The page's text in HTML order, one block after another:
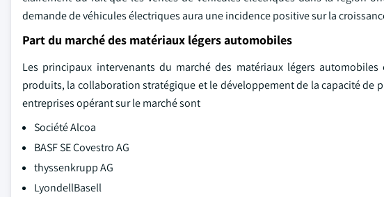
demande de véhicules électriques aura une incidence positive sur la
Part du marché des matériaux légers automobiles
Les principaux intervenants du marché des matériaux légers
produits, la collaboration stratégique et le développement de la capacité
entreprises opérant sur le marché sont
Société Alcoa
BASF SE Covestro AG
thyssenkrupp AG
LyondellBasell